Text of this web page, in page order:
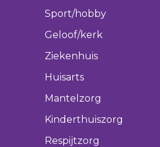
Sport/hobby
Geloof/kerk
Ziekenhuis
Huisarts
Mantelzorg
Kinderthuiszorg
Respijtzorg